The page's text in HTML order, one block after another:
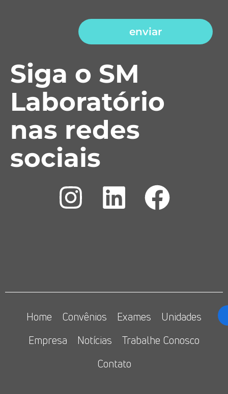
enviar
Siga o SM
Laboratório
nas redes
sociais
Home Convênios Exames
Unidades
Empresa
Notícias
Trabalhe Conosco
Contato